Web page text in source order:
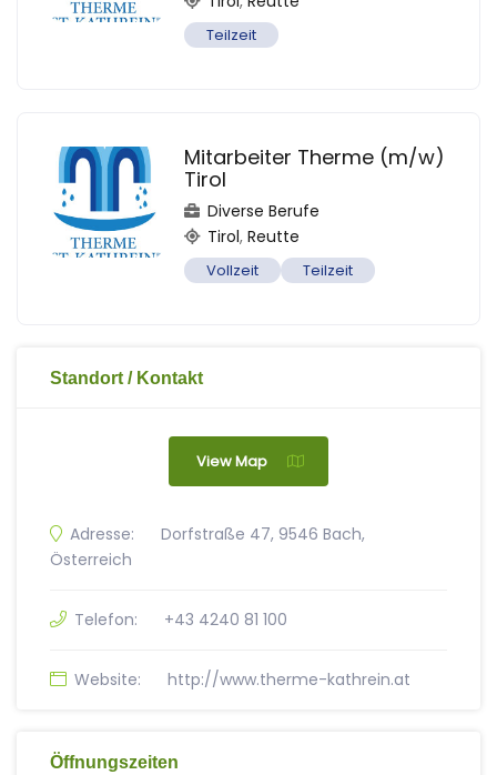
Teilzeit
Mitarbeiter Therme (m/w)
Tirol
Diverse Berufe
Tirol, Reutte
Vollzeit Teilzeit
Standort / Kontakt
View Map
Adresse:
Dorfstraße 47, 9546 Bach,
Österreich
Telefon: +43 4240 81 100
Website: http://www.therme-kathrein.at
Öffnungszeiten